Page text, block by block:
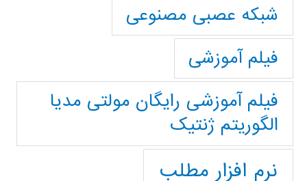
شبکه عصبی مصنوعی
فیلم آموزشی
فیلم آموزشی رایگان مولتی مدیا
الگوریتم ژنتیک
نرم افزار مطلب